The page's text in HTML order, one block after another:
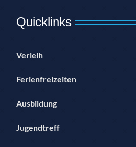
Quicklinks
Verleih
Ferienfreizeiten
Ausbildung
Jugendtreff